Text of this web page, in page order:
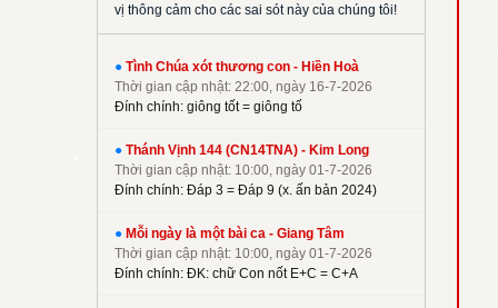
Khắc Đỗ
Kim Long
La Thập Tự
M. Tigon
Mai Nguyên Vũ
Mi Trầm
Ngọc Cẩn
vị thông cảm cho các sai sót này của chúng tôi!
● Tình Chúa xót thương con - Hiền Hoà
Thời gian cập nhật: 22:00, ngày 16-7-2026
Đính chính: giông tốt = giông tố
● Thánh Vịnh 144 (CN14TNA) - Kim Long
Thời gian cập nhật: 10:00, ngày 01-7-2026
Đính chính: Đáp 3 = Đáp 9 (x. ấn bản 2024)
● Mỗi ngày là một bài ca - Giang Tâm
Thời gian cập nhật: 10:00, ngày 01-7-2026
Đính chính: ĐK: chữ Con nốt E+C = C+A